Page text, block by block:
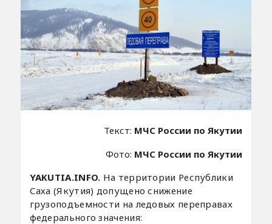
Текст: МЧС России по Якутии
Фото: МЧС России по Якутии
YAKUTIA.INFO. На территории Республики
Саха (Якутия) допущено снижение
грузоподъемности на ледовых переправах
федерального значения: